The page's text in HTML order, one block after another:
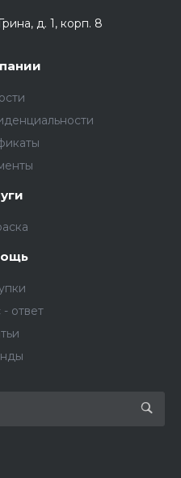
д. 1, корп. 8
ответ